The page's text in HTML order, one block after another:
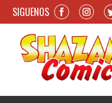
SIGUENOS